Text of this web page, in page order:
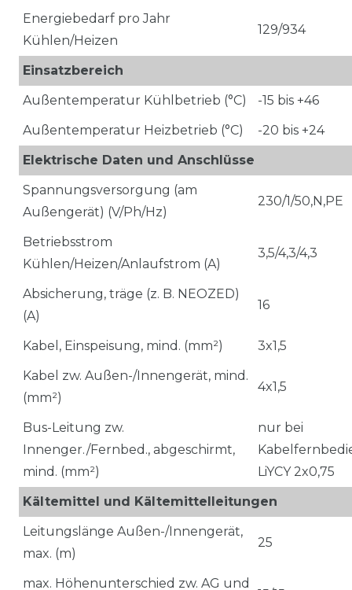
Energiebedarf pro Jahr
Kühlen/Heizen
129/934
Einsatzbereich
Außentemperatur Kühlbetrieb (°C)
-15 bis +46
Außentemperatur Heizbetrieb (°C)
-20 bis +24
Elektrische Daten und Anschlüsse
Spannungsversorgung (am
Außengerät) (V/Ph/Hz)
230/1/50,N,PE
Betriebsstrom
Kühlen/Heizen/Anlaufstrom (A)
3,5/4,3/4,3
Absicherung, träge (z. B. NEOZED)
(A)
16
Kabel, Einspeisung, mind. (mm²)
3x1,5
Kabel zw. Außen-/Innengerät, mind.
(mm²)
4x1,5
Bus-Leitung zw.
Innenger./Fernbed., abgeschirmt,
mind. (mm²)
nur bei
LiYCY 2x0,75
Kältemittel und Kältemittelleitungen
Leitungslänge Außen-/Innengerät,
max. (m)
25
max. Höhenunterschied zw. AG und